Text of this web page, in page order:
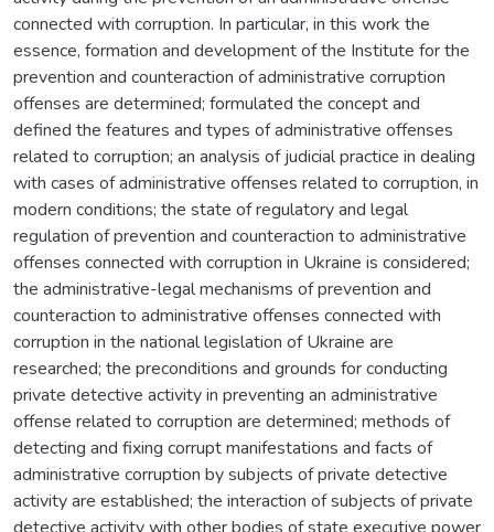
connected with corruption. In particular, in this work the
essence, formation and development of the Institute for the
prevention and counteraction of administrative corruption
offenses are determined; formulated the concept and
defined the features and types of administrative offenses
related to corruption; an analysis of judicial practice in dealing
with cases of administrative offenses related to corruption, in
modern conditions; the state of regulatory and legal
regulation of prevention and counteraction to administrative
offenses connected with corruption in Ukraine is considered;
the administrative-legal mechanisms of prevention and
counteraction to administrative offenses connected with
corruption in the national legislation of Ukraine are
researched; the preconditions and grounds for conducting
private detective activity in preventing an administrative
offense related to corruption are determined; methods of
detecting and fixing corrupt manifestations and facts of
administrative corruption by subjects of private detective
activity are established; the interaction of subjects of private